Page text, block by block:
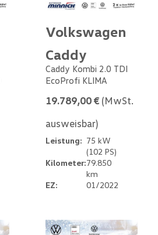
Volkswagen
Caddy
Caddy Kombi 2.0 TDI
EcoProfi KLIMA
19.789,00 € (MwSt.
ausweisbar)
Leistung: 75 kW
(102 PS)
Kilometer:79.850
km
EZ:
01/2022